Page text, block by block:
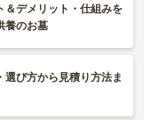
＆デメリット・仕組みを
養のお墓
選び方から見積り方法ま